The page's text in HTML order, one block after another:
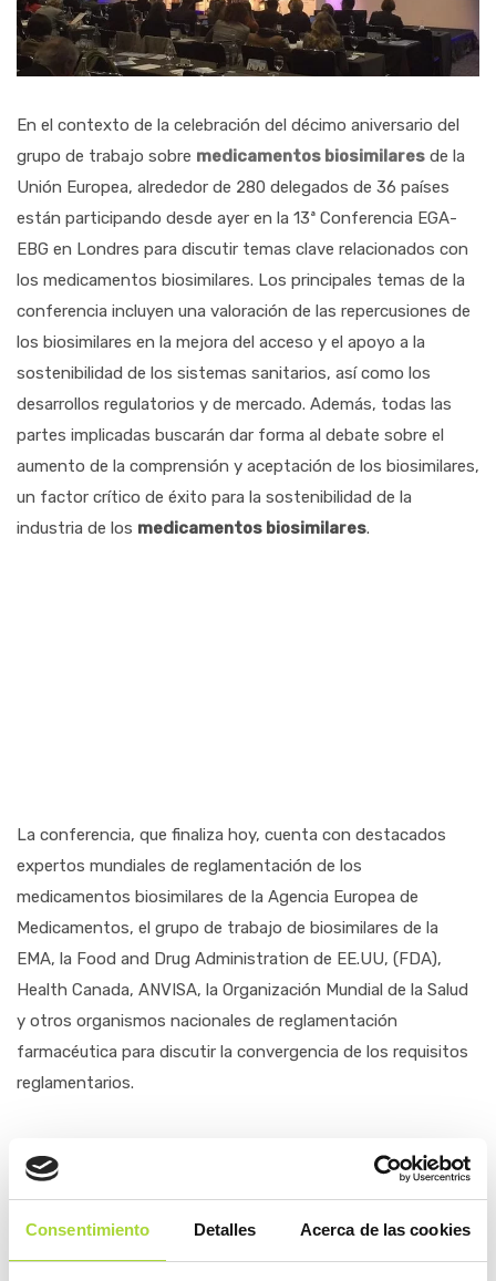
Consentimiento Detalles Acerca de las cookies
En el contexto de la celebración del décimo aniversario del
grupo de trabajo sobre medicamentos biosimilares de la
Unión Europea, alrededor de 280 delegados de 36 países
están participando desde ayer en la 13ª Conferencia EGA-
EBG en Londres para discutir temas clave relacionados con
los medicamentos biosimilares. Los principales temas de la
conferencia incluyen una valoración de las repercusiones de
los biosimilares en la mejora del acceso y el apoyo a la
sostenibilidad de los sistemas sanitarios, así como los
desarrollos regulatorios y de mercado. Además, todas las
partes implicadas buscarán dar forma al debate sobre el
aumento de la comprensión y aceptación de los biosimilares,
un factor crítico de éxito para la sostenibilidad de la
industria de los medicamentos biosimilares.
La conferencia, que finaliza hoy, cuenta con destacados
expertos mundiales de reglamentación de los
medicamentos biosimilares de la Agencia Europea de
Medicamentos, el grupo de trabajo de biosimilares de la
EMA, la Food and Drug Administration de EE.UU, (FDA),
Health Canada, ANVISA, la Organización Mundial de la Salud
y otros organismos nacionales de reglamentación
farmacéutica para discutir la convergencia de los requisitos
reglamentarios.